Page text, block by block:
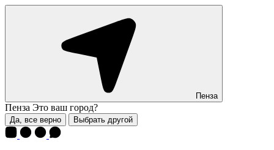
Пенза
Пенза Это ваш город?
Да, все верно Выбрать другой